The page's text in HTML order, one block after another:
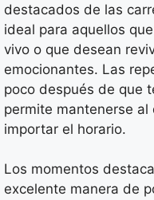
destacados de las
ideal para aquellos
vivo o que desean
emocionantes. Las
poco después de que
permite mantenerse
importar el horario.
Los momentos
excelente manera de